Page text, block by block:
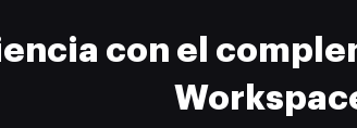
con el